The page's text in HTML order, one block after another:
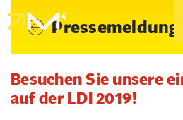
Besuchen Sie unsere
auf der LDI 2019!